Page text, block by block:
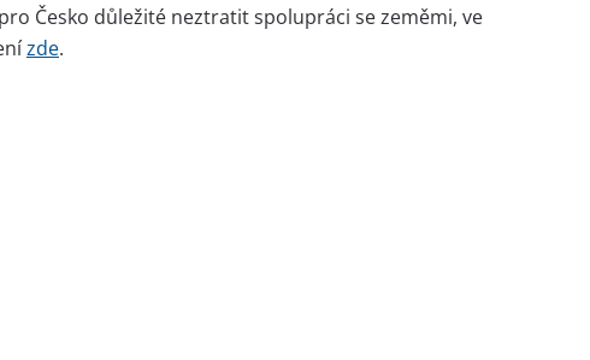
Česko důležité neztratit spolupráci se zeměmi, ve
zde.